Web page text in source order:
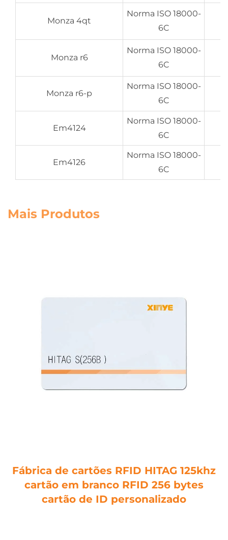
Monza 4qt
Norma ISO 18000-
6C
Monza r6
Norma ISO 18000-
6C
Monza r6-p
Norma ISO 18000-
6C
Em4124
Norma ISO 18000-
6C
Em4126
Norma ISO 18000-
6C
Mais Produtos
Fábrica de cartões RFID HITAG 125khz
cartão em branco RFID 256 bytes
cartão de ID personalizado